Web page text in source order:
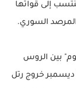
إلى قواتها
السوري.
بين الروس
والإيرانيين، قال المرصد إنه رصد في 8 ديسمبر خروج رتل